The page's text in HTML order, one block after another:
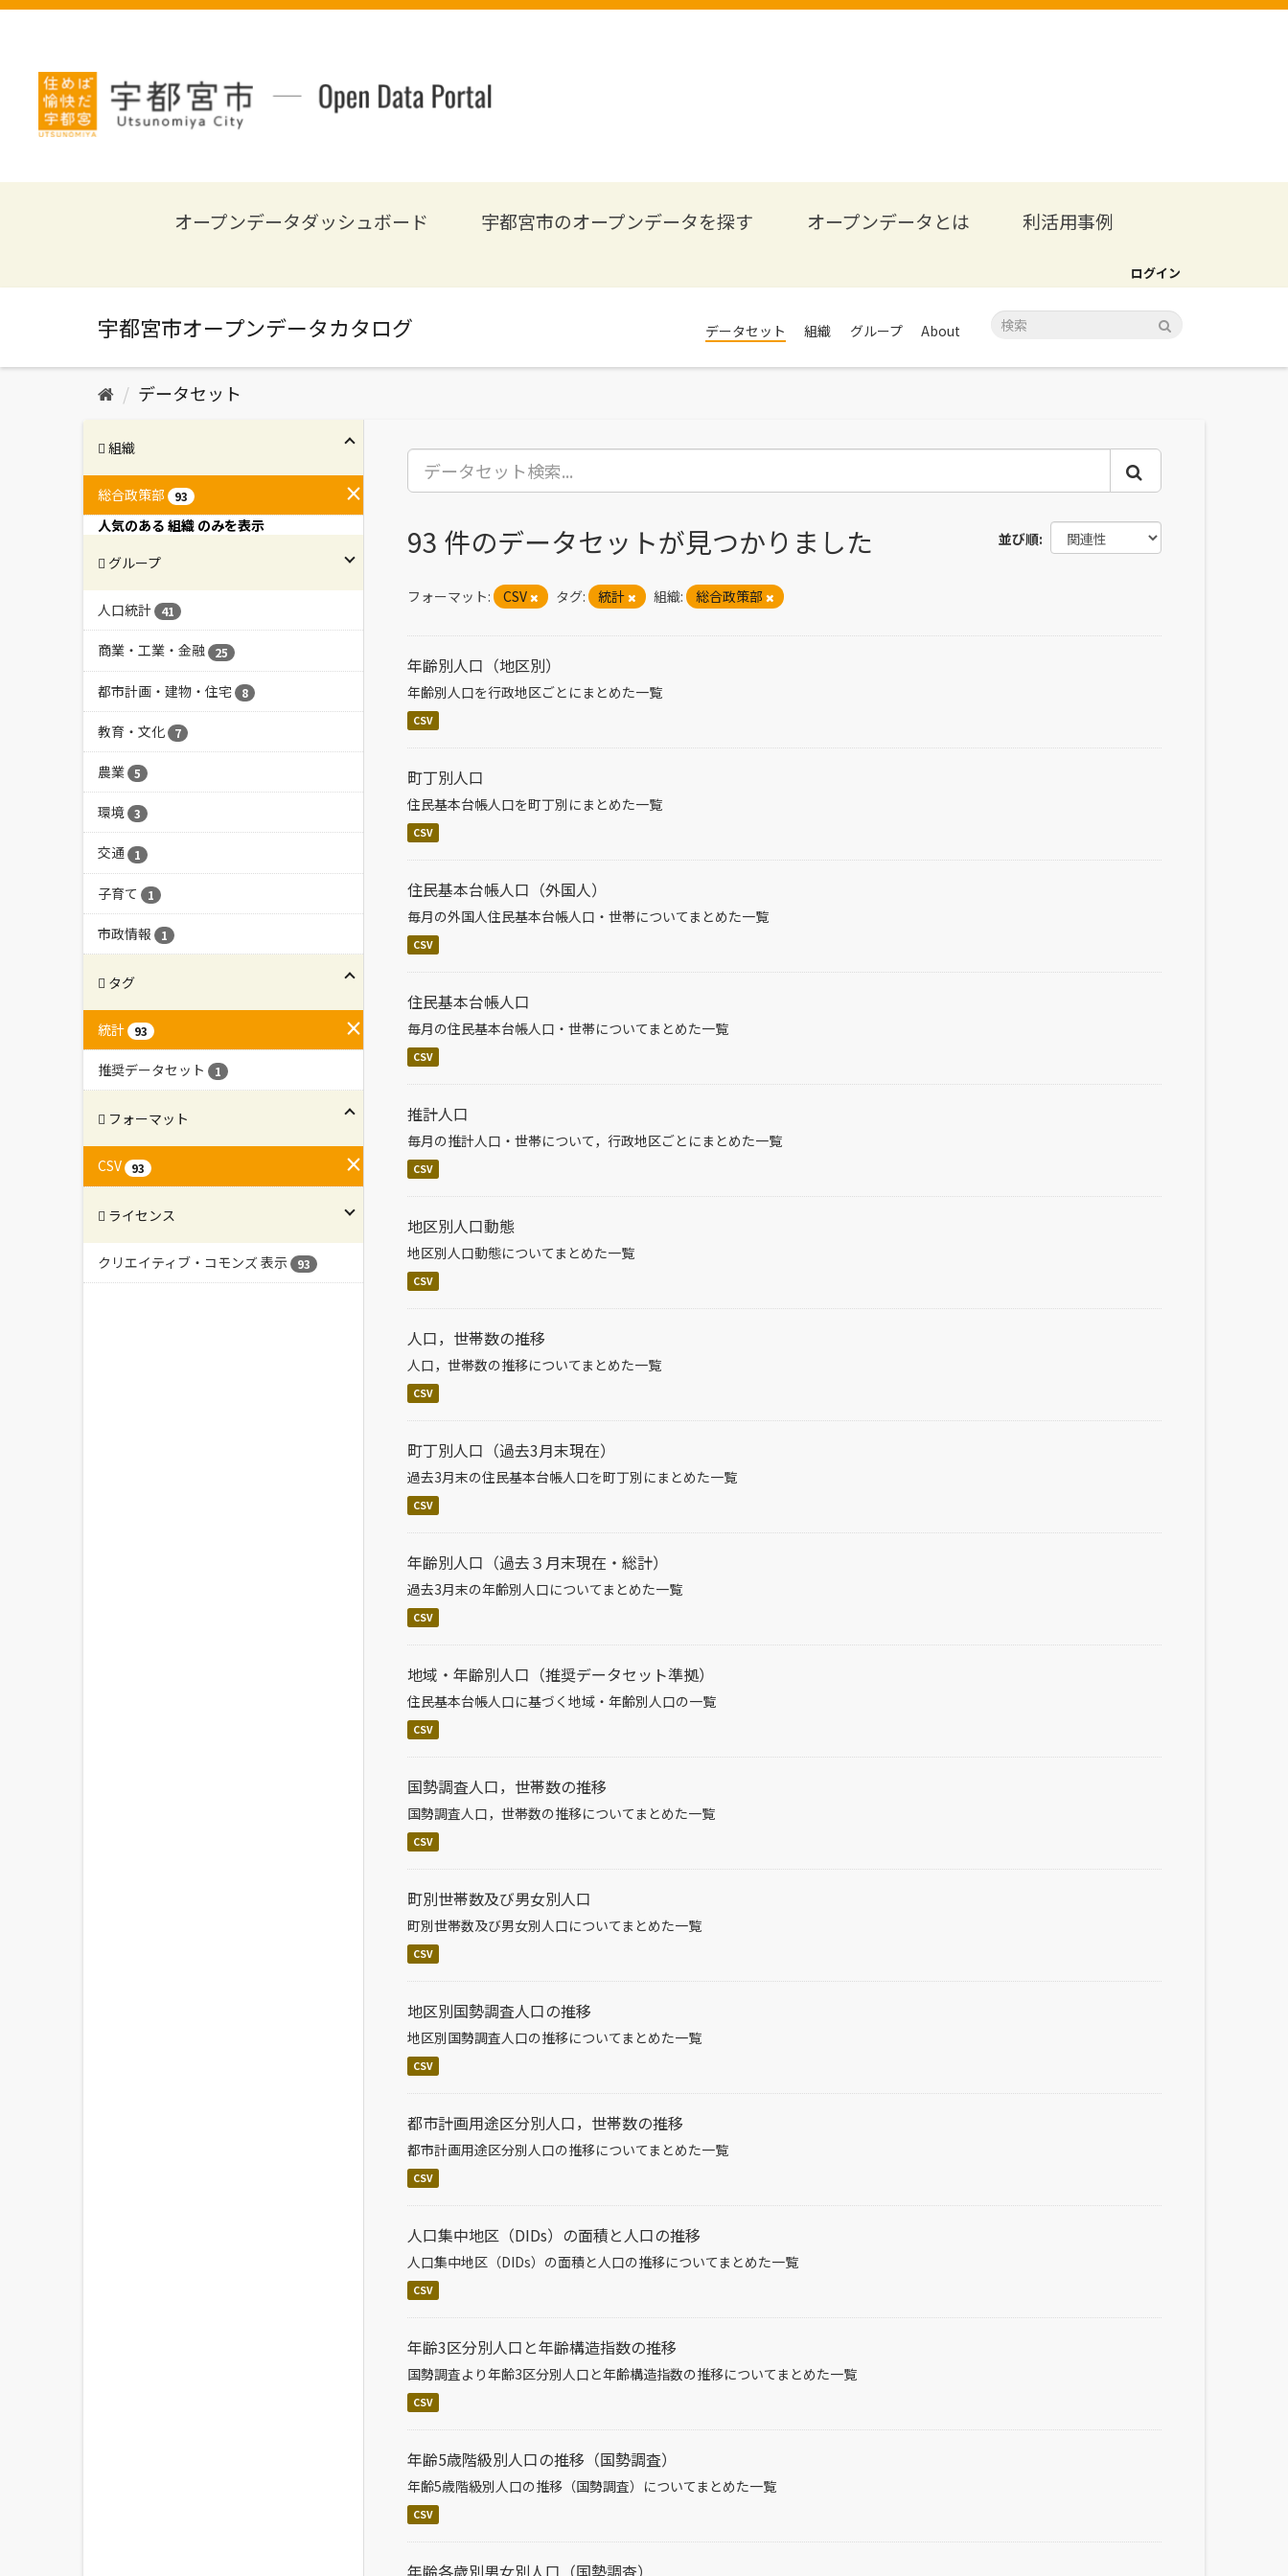
ス
オープンデータダッシュボード 宇都宮市のオープンデータを探す オープンデータとは 利活用事例
ログイン
データセット 組織 グループ About
データセット
組織
総合政策部 93
人気のある 組織 のみを表示
グループ
人口統計 41
商業・工業・金融 25
都市計画・建物・住宅 8
教育・文化 7
農業 5
環境 3
交通 1
子育て 1
市政情報 1
タグ
統計 93
推奨データセット 1
フォーマット
CSV 93
ライセンス
クリエイティブ・コモンズ 表示 93
並び順
93 件のデータセットが見つかりました
フォーマット: CSV タグ: 統計 組織: 総合政策部
年齢別人口（地区別）
年齢別人口を行政地区ごとにまとめた一覧
CSV
町丁別人口
住民基本台帳人口を町丁別にまとめた一覧
CSV
住民基本台帳人口（外国人）
毎月の外国人住民基本台帳人口・世帯についてまとめた一覧
CSV
住民基本台帳人口
毎月の住民基本台帳人口・世帯についてまとめた一覧
CSV
推計人口
毎月の推計人口・世帯について，行政地区ごとにまとめた一覧
CSV
地区別人口動態
地区別人口動態についてまとめた一覧
CSV
人口，世帯数の推移
人口，世帯数の推移についてまとめた一覧
CSV
町丁別人口（過去3月末現在）
過去3月末の住民基本台帳人口を町丁別にまとめた一覧
CSV
年齢別人口（過去３月末現在・総計）
過去3月末の年齢別人口についてまとめた一覧
CSV
地域・年齢別人口（推奨データセット準拠）
住民基本台帳人口に基づく地域・年齢別人口の一覧
CSV
国勢調査人口，世帯数の推移
国勢調査人口，世帯数の推移についてまとめた一覧
CSV
町別世帯数及び男女別人口
町別世帯数及び男女別人口についてまとめた一覧
CSV
地区別国勢調査人口の推移
地区別国勢調査人口の推移についてまとめた一覧
CSV
都市計画用途区分別人口，世帯数の推移
都市計画用途区分別人口の推移についてまとめた一覧
CSV
人口集中地区（DIDs）の面積と人口の推移
人口集中地区（DIDs）の面積と人口の推移についてまとめた一覧
CSV
年齢3区分別人口と年齢構造指数の推移
国勢調査より年齢3区分別人口と年齢構造指数の推移についてまとめた一覧
CSV
年齢5歳階級別人口の推移（国勢調査）
年齢5歳階級別人口の推移（国勢調査）についてまとめた一覧
CSV
年齢各歳別男女別人口（国勢調査）